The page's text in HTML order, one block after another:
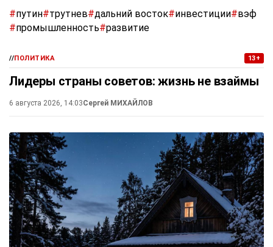
#путин#трутнев#дальний восток#инвестиции#вэф
#промышленность#развитие
//ПОЛИТИКА 13+
Лидеры страны советов: жизнь не взаймы
6 августа 2026, 14:03Сергей МИХАЙЛОВ